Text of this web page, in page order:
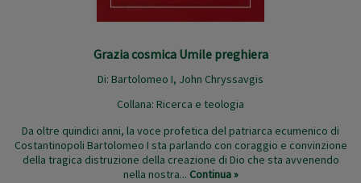
Grazia cosmica Umile preghiera
Di: Bartolomeo I, John Chryssavgis
Collana: Ricerca e teologia
Da oltre quindici anni, la voce profetica del patriarca ecumenico di
Costantinopoli Bartolomeo I sta parlando con coraggio e convinzione
della tragica distruzione della creazione di Dio che sta avvenendo
nella nostra... Continua »